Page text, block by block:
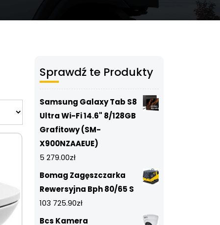
Sprawdź te Produkty
Samsung Galaxy Tab S8
Ultra Wi-Fi 14.6" 8/128GB
Grafitowy (SM-
X900NZAAEUE)
5 279.00zł
Bomag Zagęszczarka
Rewersyjna Bph 80/65 S
103 725.90zł
Bcs Kamera